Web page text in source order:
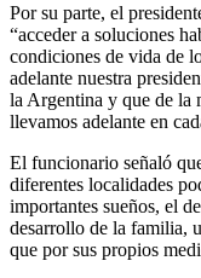
Por su parte, el
“acceder a soluciones
condiciones de vida de
adelante nuestra
la Argentina y que de la
llevamos adelante en
El funcionario señaló
diferentes localidades
importantes sueños, el
desarrollo de la familia,
que por sus propios